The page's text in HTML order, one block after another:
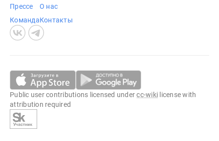
Прессе
Команда
О нас
Контакты
Public user contributions licensed undercc-wiki license with
attribution required